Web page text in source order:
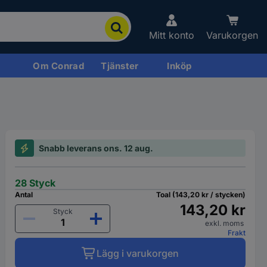
Mitt konto Varukorgen
Om Conrad Tjänster Inköp
Snabb leverans ons. 12 aug.
28 Styck
Antal
Styck
Toal (143,20 kr / stycken)
143,20 kr
exkl. moms
Frakt
Lägg i varukorgen